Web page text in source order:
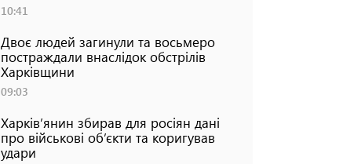
10:41
Двоє людей загинули та восьмеро
постраждали внаслідок обстрілів
Харківщини
09:03
Харків’янин збирав для росіян дані
про військові об’єкти та коригував
удари